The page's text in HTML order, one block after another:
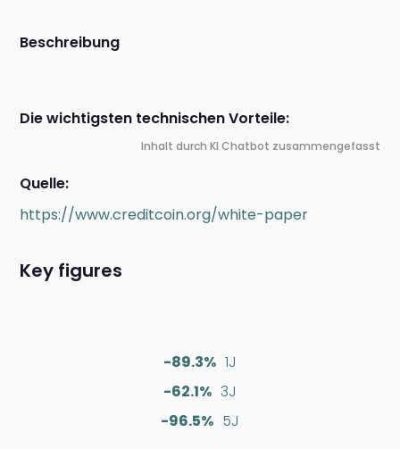
Beschreibung
Die wichtigsten technischen Vorteile:
Inhalt durch KI Chatbot zusammengefasst
Quelle:
https://www.creditcoin.org/white-paper
Key figures
-89.3% 1J
-62.1% 3J
-96.5% 5J